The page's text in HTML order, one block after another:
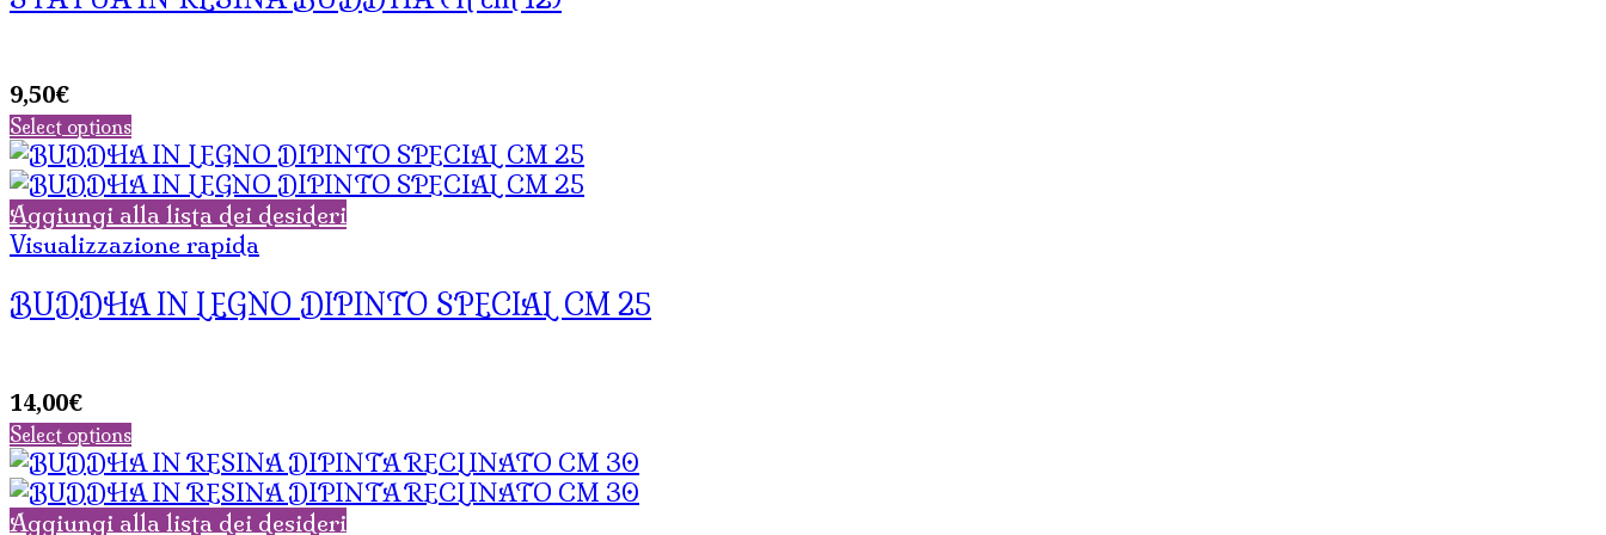
9,50€
Select options
Aggiungi alla lista dei desideri
Visualizzazione rapida
BUDDHA IN LEGNO DIPINTO SPECIAL CM 25
14,00€
Select options
Aggiungi alla lista dei desideri